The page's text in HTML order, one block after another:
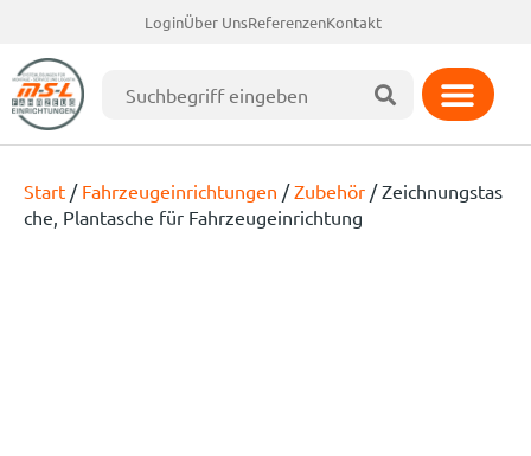
LoginÜber UnsReferenzenKontakt
Start / Fahrzeugeinrichtungen /Zubehör / Zeichnungstas
che, Plantasche für Fahrzeugeinrichtung